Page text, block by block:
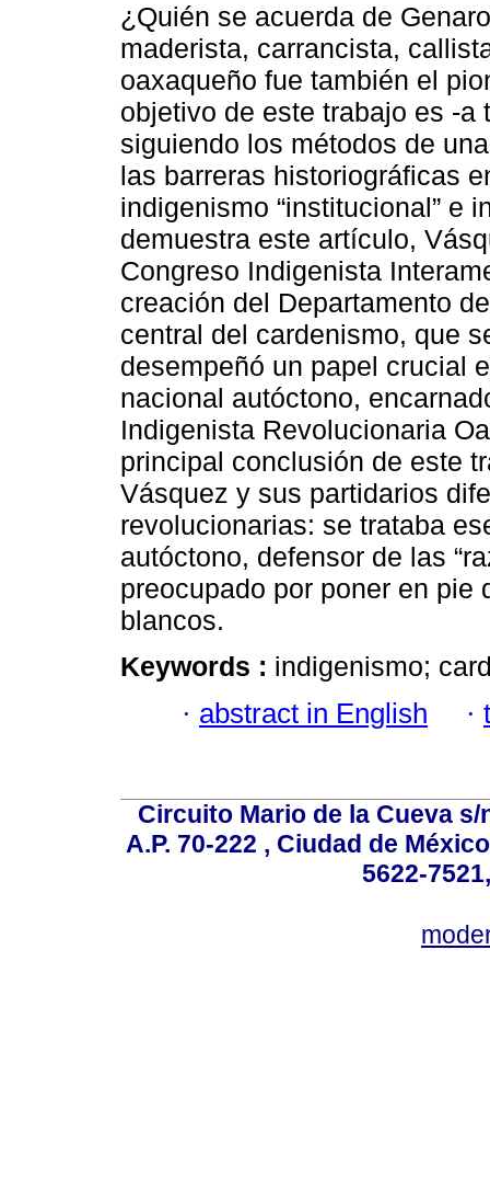
¿Quién se acuerda de
maderista, carrancista,
oaxaqueño fue también el
objetivo de este trabajo es -
siguiendo los métodos de
las barreras historiográficas
indigenismo “institucional” e
demuestra este artículo,
Congreso Indigenista
creación del Departamento
central del cardenismo, que
desempeñó un papel crucial
nacional autóctono,
Indigenista Revolucionaria
principal conclusión de este
Vásquez y sus partidarios
revolucionarias: se trataba
autóctono, defensor de las
preocupado por poner en
blancos.
Keywords : indigenismo;
· abstract in English ·
Circuito Mario de la Cueva
A.P. 70-222 , Ciudad de
5622-